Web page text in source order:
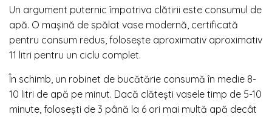
Un argument puternic împotriva clătirii este consumul de
apă. O mașină de spălat vase modernă, certificată
pentru consum redus, folosește aproximativ aproximativ
11 litri pentru un ciclu complet.
În schimb, un robinet de bucătărie consumă în medie 8-
10 litri de apă pe minut. Dacă clătești vasele timp de 5-10
minute, folosești de 3 până la 6 ori mai multă apă decât